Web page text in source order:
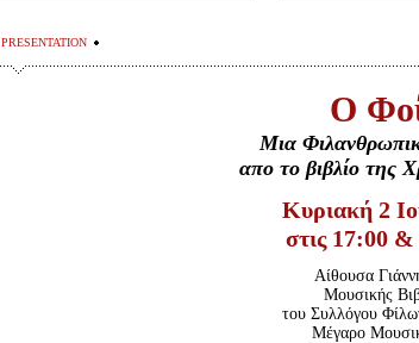
PRESENTATION
Ο
Μια
απο το βιβλίο της
Κυριακή 2
στις 17:00 &
Αίθουσα
Μουσικής
του Συλλόγου
Μέγαρο